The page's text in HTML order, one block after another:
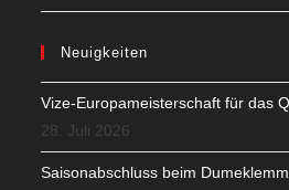
Neuigkeiten
Vize-Europameisterschaft für das
28. Juli 2026
Saisonabschluss beim